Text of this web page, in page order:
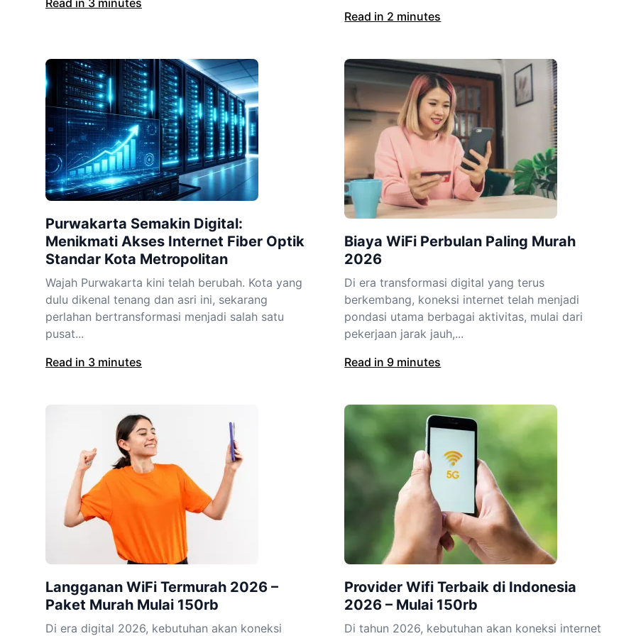
Read in 3 minutes
Read in 2 minutes
Purwakarta Semakin Digital:
Menikmati Akses Internet Fiber Optik
Standar Kota Metropolitan
Wajah Purwakarta kini telah berubah. Kota yang
dulu dikenal tenang dan asri ini, sekarang
perlahan bertransformasi menjadi salah satu
pusat...
Read in 3 minutes
Biaya WiFi Perbulan Paling Murah
2026
Di era transformasi digital yang terus
berkembang, koneksi internet telah menjadi
pondasi utama berbagai aktivitas, mulai dari
pekerjaan jarak jauh,...
Read in 9 minutes
Langganan WiFi Termurah 2026 –
Paket Murah Mulai 150rb
Di era digital 2026, kebutuhan akan koneksi
Provider Wifi Terbaik di Indonesia
2026 – Mulai 150rb
Di tahun 2026, kebutuhan akan koneksi internet